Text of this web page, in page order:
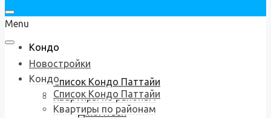
Кондо
Список Кондо Паттайи
Квартиры по районам
Джомтьен
Menu
Новостройки
Кондо
Список Кондо Паттайи
Квартиры по районам